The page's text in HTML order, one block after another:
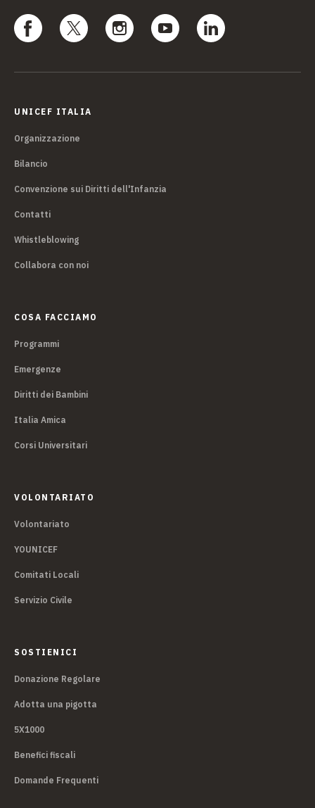
UNICEF ITALIA
Organizzazione
Bilancio
Convenzione sui Diritti dell'Infanzia
Contatti
Whistleblowing
Collabora con noi
COSA FACCIAMO
Programmi
Emergenze
Diritti dei Bambini
Italia Amica
Corsi Universitari
VOLONTARIATO
Volontariato
YOUNICEF
Comitati Locali
Servizio Civile
SOSTIENICI
Donazione Regolare
Adotta una pigotta
5X1000
Benefici fiscali
Domande Frequenti